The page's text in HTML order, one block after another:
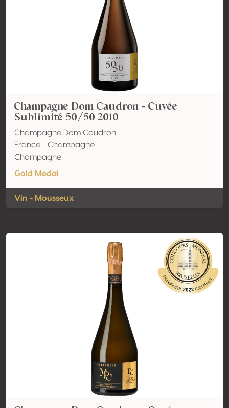
Champagne Dom Caudron - Cuvée
Sublimité 50/50 2010
Champagne Dom Caudron
France - Champagne
Champagne
Gold Medal
Vin - Mousseux